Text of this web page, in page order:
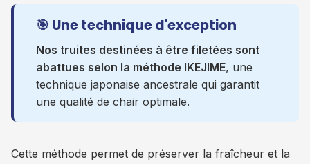
🎯 Une technique d'exception
Nos truites destinées à être filetées sont
abattues selon la méthode IKEJIME, une
technique japonaise ancestrale qui garantit
une qualité de chair optimale.
Cette méthode permet de préserver la fraîcheur et la